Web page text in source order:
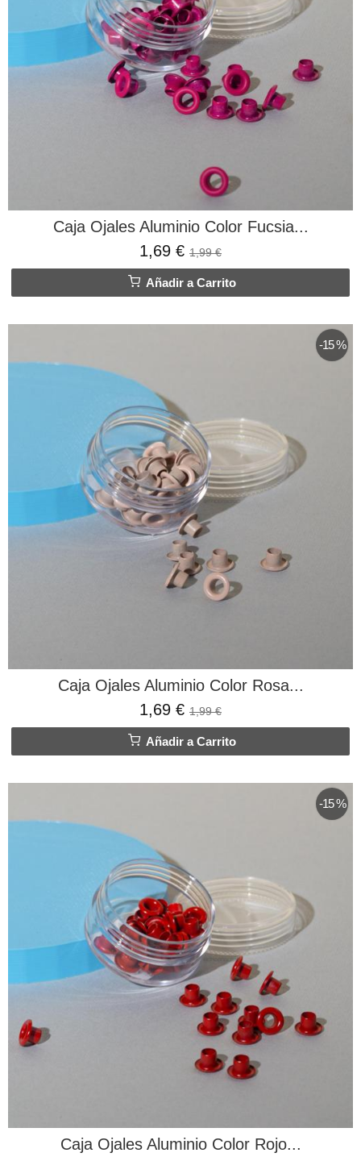
Caja Ojales Aluminio Color Fucsia...
1,69 € 1,99 €
Añadir a Carrito
-15 %
Caja Ojales Aluminio Color Rosa...
1,69 € 1,99 €
Añadir a Carrito
-15 %
Caja Ojales Aluminio Color Rojo...